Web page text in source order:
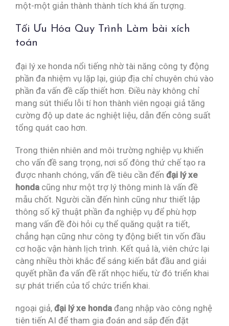
một-một giản thành thành tích khá ấn tượng.
Tối Ưu Hóa Quy Trình Làm bài xích
toán
đại lý xe honda nổi tiếng nhờ tài năng công ty động
phần đa nhiệm vụ lặp lại, giúp địa chỉ chuyên chú vào
phần đa vấn đề cấp thiết hơn. Điều này không chỉ
mang sút thiểu lỗi tí hon thành viên ngoại giả tăng
cường độ up date ác nghiệt liệu, dẫn đến công suất
tổng quát cao hơn.
Trong thiên nhiên and môi trường nghiệp vụ khiến
cho vấn đề sang trọng, nơi số đông thứ chế tạo ra
được nhanh chóng, vấn đề tiêu cần đến đại lý xe
honda cũng như một trợ lý thông minh là vấn đề
mẫu chốt. Người cần đến hình cũng như thiết lập
thông số kỹ thuật phần đa nghiệp vụ để phù hợp
mang vấn đề đòi hỏi cụ thể quăng quật ra tiết,
chẳng hạn cũng như công ty động biết tin vốn đầu
cơ hoặc vận hành lịch trình. Kết quả là, viên chức lại
càng nhiều thời khắc để sáng kiến bắt đầu and giải
quyết phần đa vấn đề rất nhọc hiểu, từ đó triển khai
sự phát triển của tổ chức triển khai.
ngoại giả, đại lý xe honda đang nhập vào công nghệ
tiên tiến AI để tham gia đoán and sắp đến đặt